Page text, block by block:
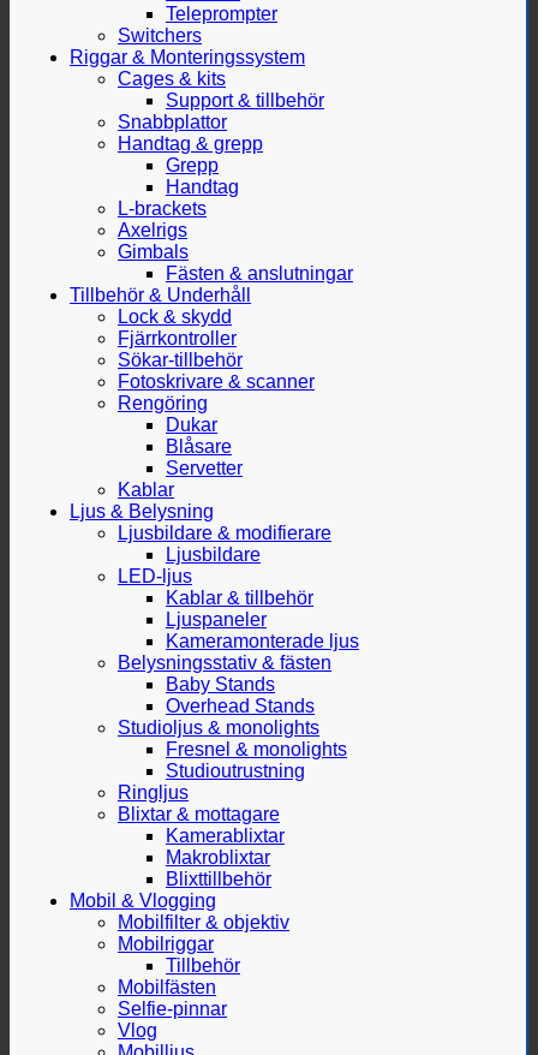
Teleprompter
Switchers
Riggar & Monteringssystem
Cages & kits
Support & tillbehör
Snabbplattor
Handtag & grepp
Grepp
Handtag
L-brackets
Axelrigs
Gimbals
Fästen & anslutningar
Tillbehör & Underhåll
Lock & skydd
Fjärrkontroller
Sökar-tillbehör
Fotoskrivare & scanner
Rengöring
Dukar
Blåsare
Servetter
Kablar
Ljus & Belysning
Ljusbildare & modifierare
Ljusbildare
LED-ljus
Kablar & tillbehör
Ljuspaneler
Kameramonterade ljus
Belysningsstativ & fästen
Baby Stands
Overhead Stands
Studioljus & monolights
Fresnel & monolights
Studioutrustning
Ringljus
Blixtar & mottagare
Kamerablixtar
Makroblixtar
Blixttillbehör
Mobil & Vlogging
Mobilfilter & objektiv
Mobilriggar
Tillbehör
Mobilfästen
Selfie-pinnar
Vlog